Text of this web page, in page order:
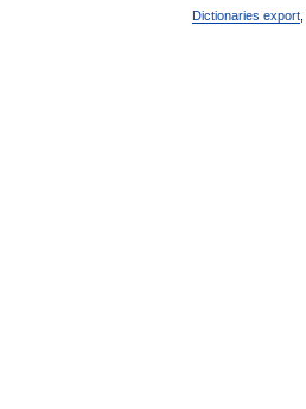
Dictionaries export